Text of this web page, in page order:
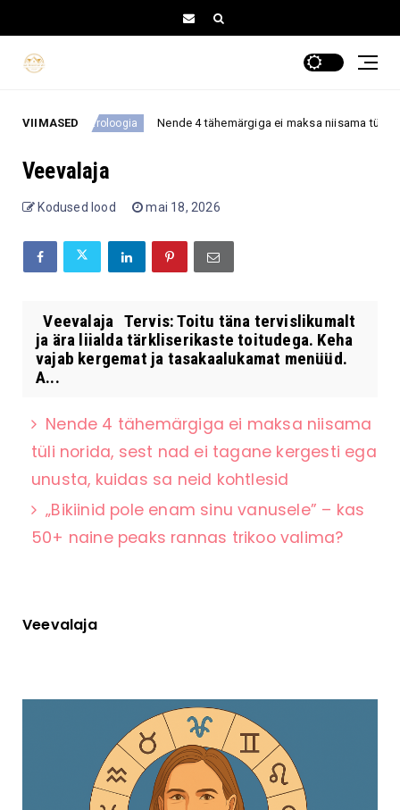
VIIMASEDastroloogia Nende 4 tähemärgiga ei maksa niisama tüli
Veevalaja
Kodused lood mai 18, 2026
Veevalaja Tervis: Toitu täna tervislikumalt
ja ära liialda tärkliserikaste toitudega. Keha
vajab kergemat ja tasakaalukamat menüüd.
A...
Nende 4 tähemärgiga ei maksa niisama
tüli norida, sest nad ei tagane kergesti ega
unusta, kuidas sa neid kohtlesid
„Bikiinid pole enam sinu vanusele” – kas
50+ naine peaks rannas trikoo valima?
Veevalaja